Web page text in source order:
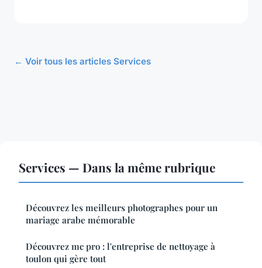
← Voir tous les articles Services
Services — Dans la même rubrique
Découvrez les meilleurs photographes pour un
mariage arabe mémorable
Découvrez mc pro : l'entreprise de nettoyage à
toulon qui gère tout